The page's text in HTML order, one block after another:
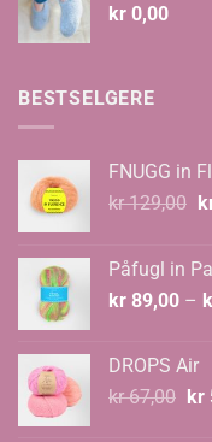
kr 0,00
BESTSELGERE
FNUGG in
kr129,00
Påfugl in
kr 89,00 –
DROPS Air
kr67,00 kr